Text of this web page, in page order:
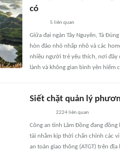
có
5 liên quan
Giữa đại ngàn Tây Nguyên, Tà
hòn đảo nhỏ nhấp nhô và các
nhiều người trẻ yêu thích, nơi đây
lành và không gian bình yên hiếm
Siết chặt quản lý
2224 liên quan
Công an tỉnh Lâm Đồng đang
tải nhằm kịp thời chấn chỉnh các
an toàn giao thông (ATGT) trên địa